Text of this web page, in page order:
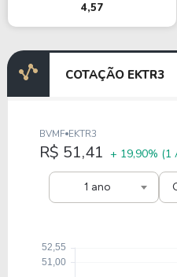
4,57
COTAÇÃO EKTR3
1 ano
BVMF EKTR3
R$ 51,41 + 19,90% (1